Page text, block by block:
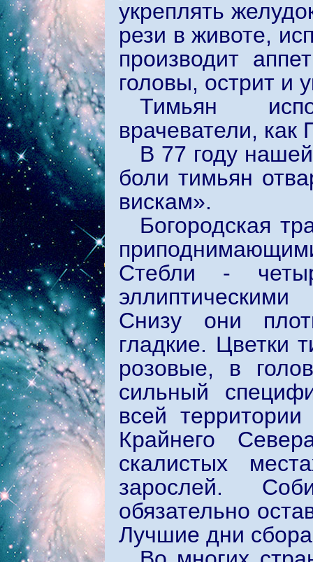
укреплять
рези в животе,
производит
головы, острит и
Тимьян
врачеватели,
В 77 году
боли тимьян
вискам».
Богородская
Стебли -
Снизу они
гладкие. Цветки
розовые, в
сильный
всей
Крайнего
скалистых
зарослей.
обязательно
Лучшие дни